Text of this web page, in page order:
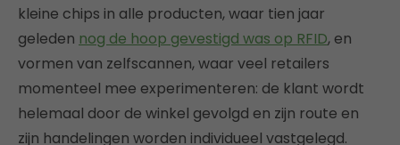
kleine chips in alle producten, waar tien jaar
geleden nog de hoop gevestigd was op RFID, en
vormen van zelfscannen, waar veel retailers
momenteel mee experimenteren: de klant wordt
helemaal door de winkel gevolgd en zijn route en
zijn handelingen worden individueel vastgelegd.